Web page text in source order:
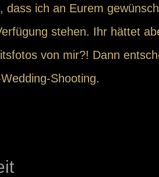
dass ich an Eurem
stehen. Ihr hättet
von mir?! Dann
Shooting.